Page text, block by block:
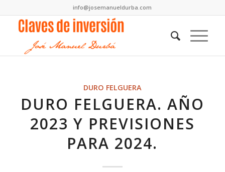
info@josemanueldurba.com
DURO FELGUERA
DURO FELGUERA. AÑO
2023 Y PREVISIONES
PARA 2024.